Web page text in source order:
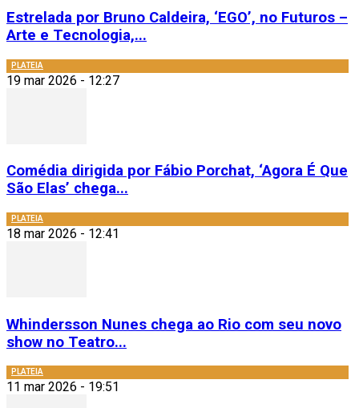
Estrelada por Bruno Caldeira, ‘EGO’, no Futuros –
Arte e Tecnologia,...
PLATEIA
19 mar 2026 - 12:27
Comédia dirigida por Fábio Porchat, ‘Agora É Que
São Elas’ chega...
PLATEIA
18 mar 2026 - 12:41
Whindersson Nunes chega ao Rio com seu novo
show no Teatro...
PLATEIA
11 mar 2026 - 19:51